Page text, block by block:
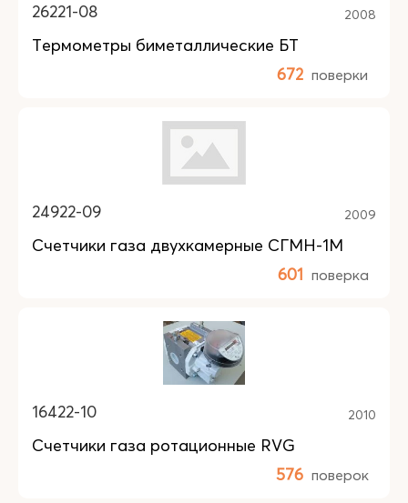
26221-08 2008
Термометры биметаллические БТ
672 поверки
24922-09 2009
Счетчики газа двухкамерные СГМН-1М
601 поверка
16422-10 2010
Счетчики газа ротационные RVG
576 поверок